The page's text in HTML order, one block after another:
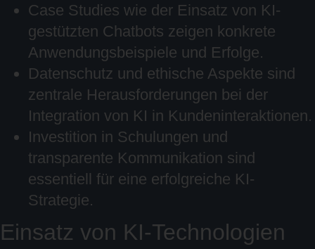
Case Studies wie der Einsatz von KI-
gestützten Chatbots zeigen konkrete
Anwendungsbeispiele und Erfolge.
Datenschutz und ethische Aspekte sind
zentrale Herausforderungen bei der
Integration von KI in Kundeninteraktionen.
Investition in Schulungen und
transparente Kommunikation sind
essentiell für eine erfolgreiche KI-
Strategie.
Einsatz von KI-Technologien